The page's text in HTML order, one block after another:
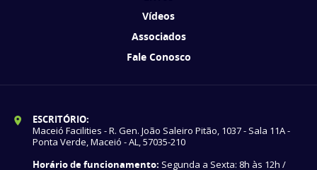
Vídeos
Associados
Fale Conosco
ESCRITÓRIO:
Maceió Facilities - R. Gen. João Saleiro Pitão, 1037 - Sala 11A -
Ponta Verde, Maceió - AL, 57035-210
Horário de funcionamento: Segunda a Sexta: 8h às 12h /